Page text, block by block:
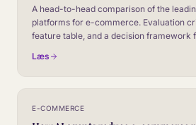
A head-to-head comparison of the
platforms for e-commerce. Evaluation
feature table, and a decision framework
Læs
E-COMMERCE